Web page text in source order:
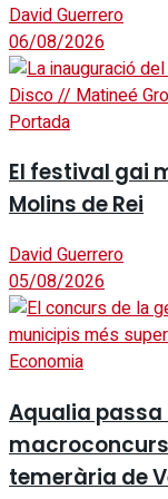
David Guerrero
06/08/2026
Portada
El festival gai
Molins de Rei
David Guerrero
05/08/2026
Economia
Aqualia passa
temerària de